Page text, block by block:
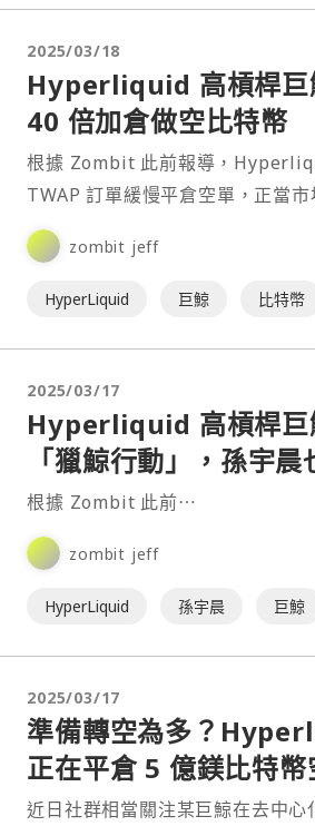
2025/03/18
Hyperliquid 高槓桿巨
40 倍加倉做空比特幣
根據 Zombit 此前報導，
TWAP 訂單緩慢平倉空單，正當
該巨鯨在平倉了 500 顆比特幣空
單，並傾全力加倉，以 40 倍的高
zombit jeff
HyperLiquid 巨鯨 比特幣
2025/03/17
Hyperliquid 高槓桿巨
「獵鯨行動」，孫宇晨
根據 Zombit 此前⋯
zombit jeff
HyperLiquid 孫宇晨 巨鯨
2025/03/17
準備轉空為多？
正在平倉 5 億鎂比特幣
近日社群相當關注某巨鯨在去中